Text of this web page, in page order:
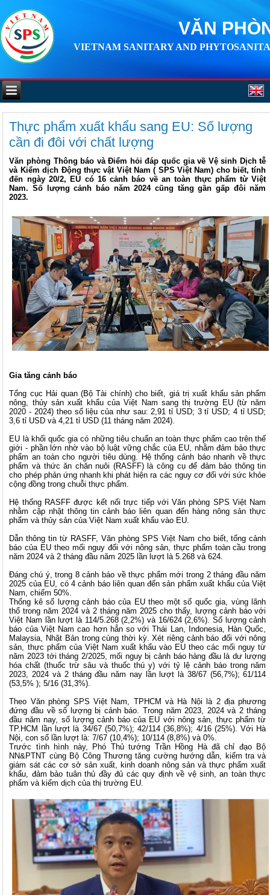
VĂN
VIETNAM SANITARY AND
Thực phẩm xuất khẩu sang EU: Số lượng
cần đi đôi với chất lượng
Văn phòng Thông báo và Điểm hỏi đáp quốc gia về Vệ sinh Dịch tễ
và Kiểm dịch Động thực vật Việt Nam ( SPS Việt Nam) cho biết, tính
đến ngày 20/2, EU có 16 cảnh báo về an toàn thực phẩm từ Việt
Nam. Số lượng cảnh báo năm 2024 cũng tăng gần gấp đôi năm
2023.
Gia tăng cảnh báo
Tổng cục Hải quan (Bộ Tài chính) cho biết, giá trị xuất khẩu sản phẩm
nông, thủy sản xuất khẩu của Việt Nam sang thị trường EU (từ năm
2020 - 2024) theo số liệu của như sau: 2,91 tỉ USD; 3 tỉ USD; 4 tỉ USD;
3,6 tỉ USD và 4,21 tỉ USD (11 tháng năm 2024).
EU là khối quốc gia có những tiêu chuẩn an toàn thực phẩm cao trên thế
giới - phần lớn nhờ vào bộ luật vững chắc của EU, nhằm đảm bảo thực
phẩm an toàn cho người tiêu dùng. Hệ thống cảnh báo nhanh về thực
phẩm và thức ăn chăn nuôi (RASFF) là công cụ để đảm bảo thông tin
cho phép phản ứng nhanh khi phát hiện ra các nguy cơ đối với sức khỏe
cộng đồng trong chuỗi thực phẩm.
Hệ thống RASFF được kết nối trực tiếp với Văn phòng SPS Việt Nam
nhằm cập nhật thông tin cảnh báo liên quan đến hàng nông sản thực
phẩm và thủy sản của Việt Nam xuất khẩu vào EU.
Dẫn thông tin từ RASFF, Văn phòng SPS Việt Nam cho biết, tổng cảnh
báo của EU theo mối nguy đối với nông sản, thực phẩm toàn cầu trong
năm 2024 và 2 tháng đầu năm 2025 lần lượt là 5.268 và 624.
Đáng chú ý, trong 8 cảnh báo về thực phẩm mới trong 2 tháng đầu năm
2025 của EU, có 4 cảnh báo liên quan đến sản phẩm xuất khẩu của Việt
Nam, chiếm 50%.
Thống kê số lượng cảnh báo của EU theo một số quốc gia, vùng lãnh
thổ trong năm 2024 và 2 tháng năm 2025 cho thấy, lượng cảnh báo với
Việt Nam lần lượt là 114/5.268 (2,2%) và 16/624 (2,6%). Số lượng cảnh
báo của Việt Nam cao hơn hẳn so với Thái Lan, Indonesia, Hàn Quốc,
Malaysia, Nhật Bản trong cùng thời kỳ. Xét riêng cảnh báo đối với nông
sản, thực phẩm của Việt Nam xuất khẩu vào EU theo các mối nguy từ
năm 2023 tới tháng 2/2025, mối nguy bị cảnh báo hàng đầu là dư lượng
hóa chất (thuốc trừ sâu và thuốc thú y) với tỷ lệ cảnh báo trong năm
2023, 2024 và 2 tháng đầu năm nay lần lượt là 38/67 (56,7%); 61/114
(53,5% ); 5/16 (31,3%).
Theo Văn phòng SPS Việt Nam, TPHCM và Hà Nội là 2 địa phương
đứng đầu về số lượng bị cảnh báo. Trong năm 2023, 2024 và 2 tháng
đầu năm nay, số lượng cảnh báo của EU với nông sản, thực phẩm từ
TP.HCM lần lượt là 34/67 (50,7%); 42/114 (36,8%); 4/16 (25%). Với Hà
Nội, con số lần lượt là: 7/67 (10,4%); 10/114 (8,8%) và 0%.
Trước tình hình này, Phó Thủ tướng Trần Hồng Hà đã chỉ đạo Bộ
NN&PTNT cùng Bộ Công Thương tăng cường hướng dẫn, kiểm tra và
giám sát các cơ sở sản xuất, kinh doanh nông sản và thực phẩm xuất
khẩu, đảm bảo tuân thủ đầy đủ các quy định về vệ sinh, an toàn thực
phẩm và kiểm dịch của thị trường EU.